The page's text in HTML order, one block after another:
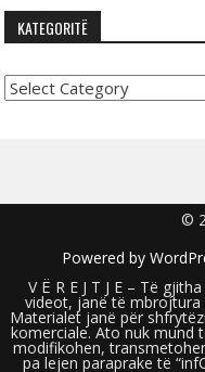
KATEGORITË
Kategoritë
©
Powered by
V Ë R E J T J E – Të
videot, janë të mbrojtura
Materialet janë për
komerciale. Ato nuk mund
modifikohen,
pa lejen paraprake të